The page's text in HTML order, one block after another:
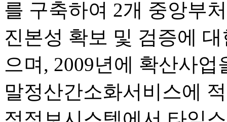
를 구축하여 2개 중앙부
진본성 확보 및 검증에
으며, 2009년에 확산사
말정산간소화서비스에